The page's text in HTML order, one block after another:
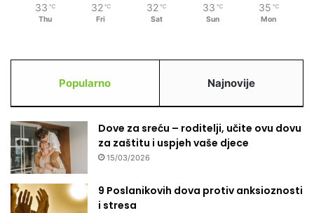
g
o
?
33 ℃
Thu
32 ℃
Fri
32 ℃
Sat
33 ℃
Sun
35 ℃
Mon
Popularno Najnovije
Dove za sreću – roditelji, učite ovu dovu
za zaštitu i uspjeh vaše djece
15/03/2026
9 Poslanikovih dova protiv anksioznosti
i stresa